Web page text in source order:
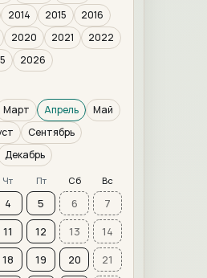
2014 2015
2016
2020 2021
2022
2026
Март Апрель
Май
Сентябрь
Декабрь
Чт Пт Сб Вс
4 5 6
7
11 12 13
14
18 19 20
21